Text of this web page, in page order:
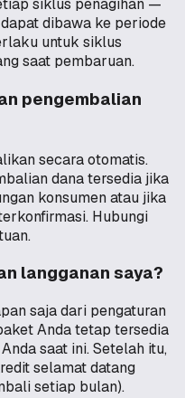
siklus penagihan —
dibawa ke periode
untuk siklus
saat pembaruan.
pengembalian
secara otomatis.
dana tersedia jika
konsumen atau jika
Hubungi
langganan saya?
saja dari pengaturan
Anda tetap tersedia
saat ini. Setelah itu,
selamat datang
setiap bulan).